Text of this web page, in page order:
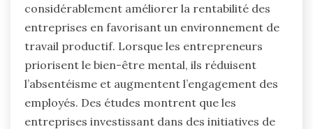
considérablement améliorer la rentabilité des
entreprises en favorisant un environnement de
travail productif. Lorsque les entrepreneurs
priorisent le bien-être mental, ils réduisent
l’absentéisme et augmentent l’engagement des
employés. Des études montrent que les
entreprises investissant dans des initiatives de